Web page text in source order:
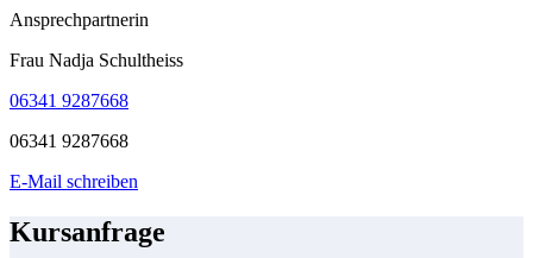
Ansprechpartnerin
Frau Nadja Schultheiss
06341 9287668
06341 9287668
E-Mail schreiben
Kursanfrage